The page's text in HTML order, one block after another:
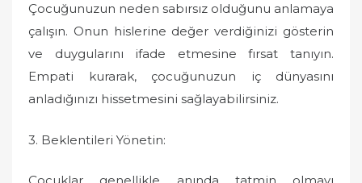
Çocuğunuzun neden sabırsız olduğunu anlamaya
çalışın. Onun hislerine değer verdiğinizi gösterin
ve duygularını ifade etmesine fırsat tanıyın.
Empati kurarak, çocuğunuzun iç dünyasını
anladığınızı hissetmesini sağlayabilirsiniz.
3. Beklentileri Yönetin: